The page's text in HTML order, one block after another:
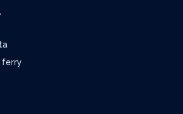
ferry